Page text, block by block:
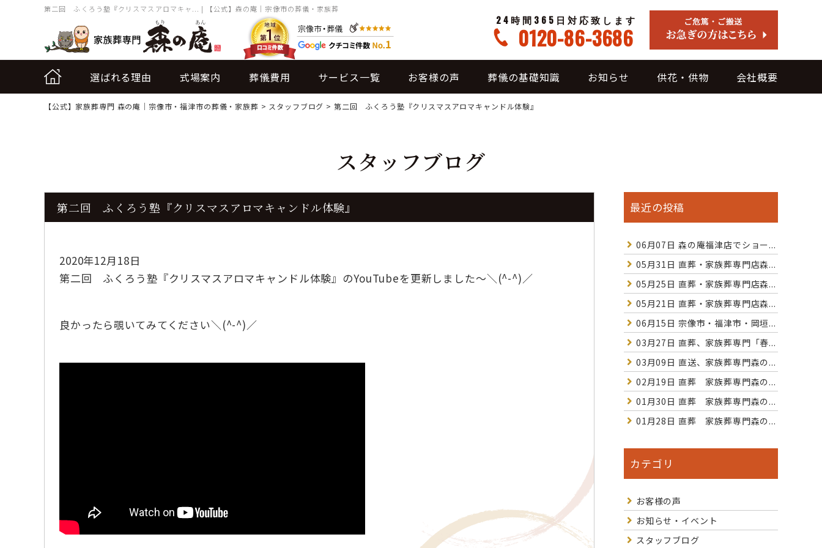
第二回 ふくろう塾『クリスマスアロマキャ... | 【公式】森の庵｜宗像市の葬儀・家族葬
24時間365日対応致します
0120-86-3686
選ばれる理由 式場案内 葬儀費用 サービス一覧 お客様の声 葬儀の基礎知識 お知らせ 供花・供物 会社概要
【公式】家族葬専門 森の庵｜宗像市・福津市の葬儀・家族葬 > スタッフブログ > 第二回 ふくろう塾『クリスマスアロマキャンドル体験』
スタッフブログ
第二回 ふくろう塾『クリスマスアロマキャンドル体験』
2020年12月18日
第二回 ふくろう塾『クリスマスアロマキャンドル体験』のYouTubeを更新しました～＼(^-^)／
良かったら覗いてみてください＼(^-^)／
最近の投稿
06月07日 森の庵福津店でショー...
05月31日 直葬・家族葬専門店森...
05月25日 直葬・家族葬専門店森...
05月21日 直葬・家族葬専門店森...
06月15日 宗像市・福津市・岡垣...
03月27日 直葬、家族葬専門「春...
03月09日 直送、家族葬専門森の...
02月19日 直葬 家族葬専門森の...
01月30日 直葬 家族葬専門森の...
01月28日 直葬 家族葬専門森の...
カテゴリ
お客様の声
お知らせ・イベント
スタッフブログ